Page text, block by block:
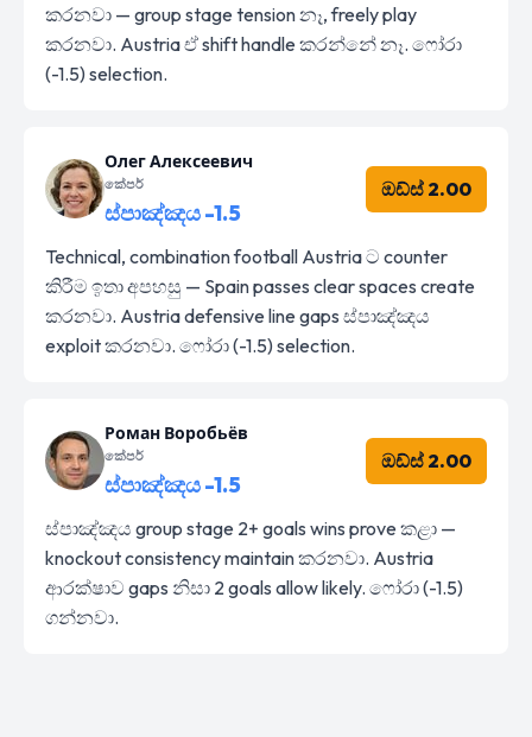
කරනවා — group stage tension නෑ, freely play
කරනවා. Austria ඒ shift handle කරන්නේ නෑ. ෆෝරා
(-1.5) selection.
Олег Алексеевич
කේපර්
ස්පාඤ්ඤය -1.5
ඔඩ්ස් 2.00
Technical, combination football Austria ට counter
කිරීම ඉතා අපහසු — Spain passes clear spaces create
කරනවා. Austria defensive line gaps ස්පාඤ්ඤය
exploit කරනවා. ෆෝරා (-1.5) selection.
Роман Воробьёв
කේපර්
ස්පාඤ්ඤය -1.5
ඔඩ්ස් 2.00
ස්පාඤ්ඤය group stage 2+ goals wins prove කළා —
knockout consistency maintain කරනවා. Austria
ආරක්ෂාව gaps නිසා 2 goals allow likely. ෆෝරා (-1.5)
ගන්නවා.